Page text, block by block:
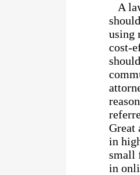
A
using
cost-
Great
in
small
in